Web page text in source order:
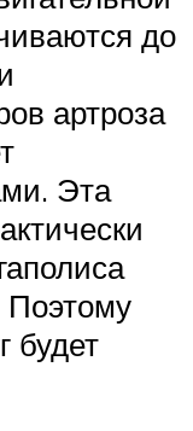
до
артроза
Эта
Поэтому
будет